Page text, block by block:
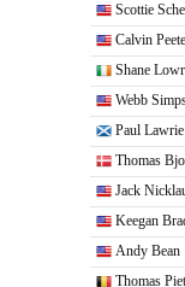
Scottie
Calvin Peete
Shane
Webb
Paul Lawrie
Thomas
Jack
Keegan
Andy Bean
Thomas